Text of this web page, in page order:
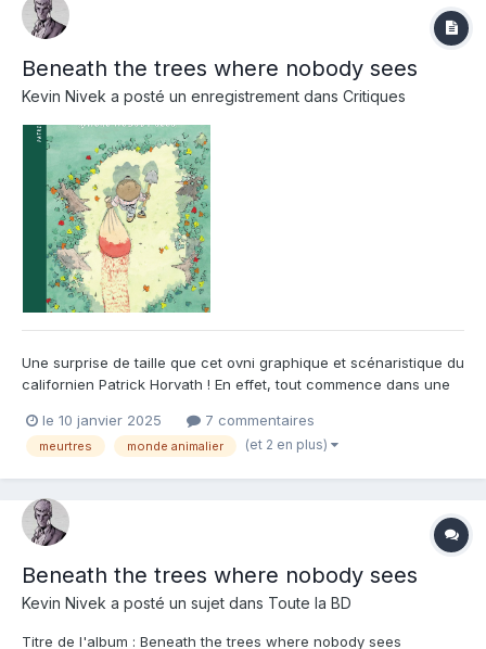
Beneath the trees where nobody sees
Kevin Nivek a posté un enregistrement dans Critiques
Une surprise de taille que cet ovni graphique et scénaristique du
californien Patrick Horvath ! En effet, tout commence dans une
connait et il y fait bon vivre. Sauf que, cette ville possède dans
sa communauté une tueuse sanguinaire en...
le 10 janvier 2025 7 commentaires
meurtres monde animalier (et 2 en plus)
Beneath the trees where nobody sees
Kevin Nivek a posté un sujet dans Toute la BD
Titre de l'album : Beneath the trees where nobody sees